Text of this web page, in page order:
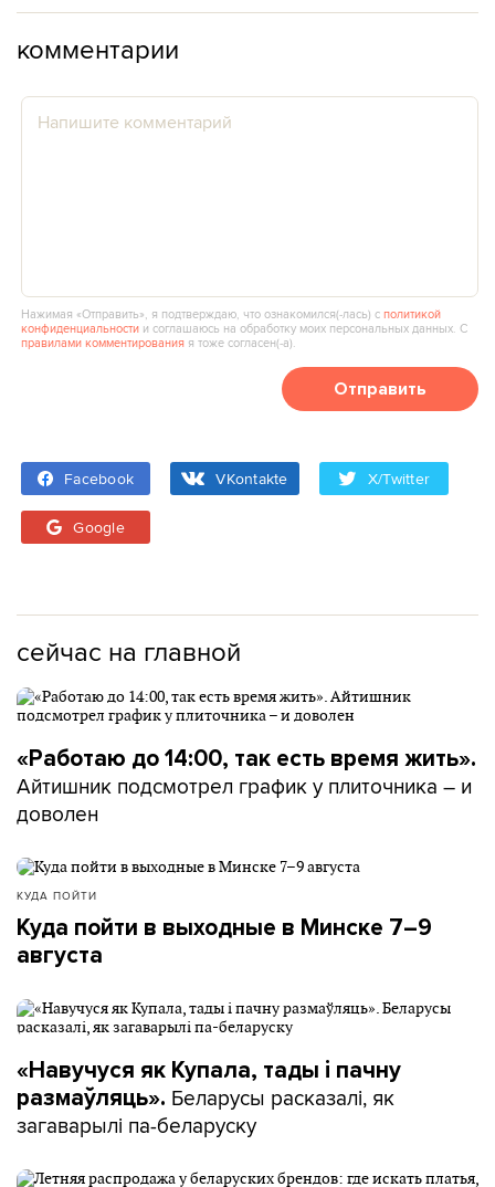
комментарии
Нажимая «Отправить», я подтверждаю, что ознакомился(‑лась) сполитикой
конфиденциальности и соглашаюсь на обработку моих персональных данных. С
правилами комментирования я тоже согласен(‑а).
Отправить
Facebook VKontakte X/Twitter
Google
сейчас на главной
«Работаю до 14:00, так есть время жить».
Айтишник подсмотрел график у плиточника – и
доволен
КУДА ПОЙТИ
Куда пойти в выходные в Минске 7–9
августа
«Навучуся як Купала, тады і пачну
размаўляць». Беларусы расказалі, як
загаварылі па-беларуску